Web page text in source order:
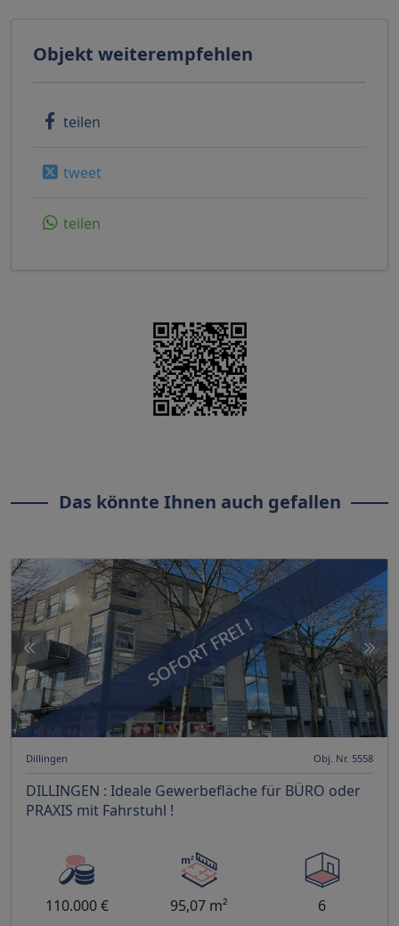
Objekt weiterempfehlen
teilen
tweet
teilen
Das könnte Ihnen auch gefallen
SOFORT FREI !
Dillingen Obj. Nr. 5558
DILLINGEN : Ideale Gewerbefläche für BÜRO oder
PRAXIS mit Fahrstuhl !
110.000 € 95,07 m² 6